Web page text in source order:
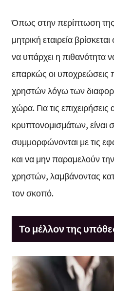
Όπως στην περίπτωση
μητρική εταιρεία
να υπάρχει η πιθανότητα
επαρκώς οι υποχρεώσεις
χρηστών λόγω των
χώρα. Για τις
κρυπτονομισμάτων, είναι
συμμορφώνονται με τις
και να μην παραμελούν
χρηστών, λαμβάνοντας
τον σκοπό.
Το μέλλον της